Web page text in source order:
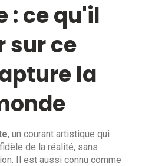
: ce qu'il
sur ce
la
, un courant artistique qui
de la réalité, sans
. Il est aussi connu comme